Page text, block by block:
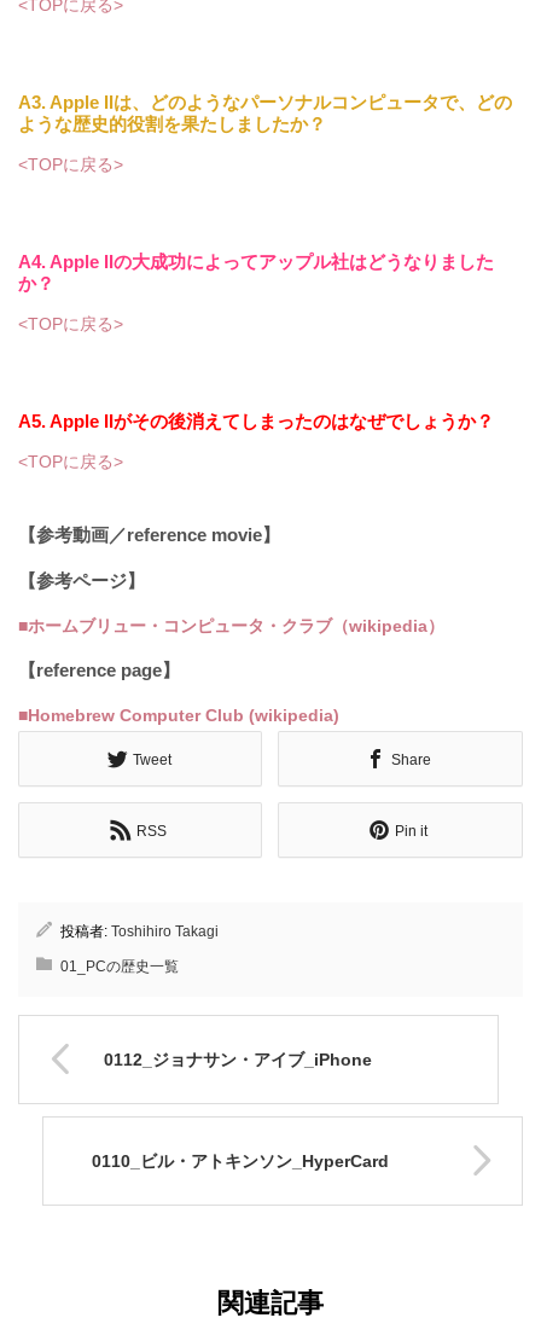
<TOPに戻る>
A3. Apple IIは、どのようなパーソナルコンピュータで、どの
ような歴史的役割を果たしましたか？
<TOPに戻る>
A4. Apple IIの大成功によってアップル社はどうなりました
か？
<TOPに戻る>
A5. Apple IIがその後消えてしまったのはなぜでしょうか？
<TOPに戻る>
【参考動画／reference movie】
【参考ページ】
■ホームブリュー・コンピュータ・クラブ（wikipedia）
【reference page】
■Homebrew Computer Club (wikipedia)
Tweet Share
RSS Pin it
投稿者: Toshihiro Takagi
01_PCの歴史一覧
0112_ジョナサン・アイブ_iPhone
0110_ビル・アトキンソン_HyperCard
関連記事